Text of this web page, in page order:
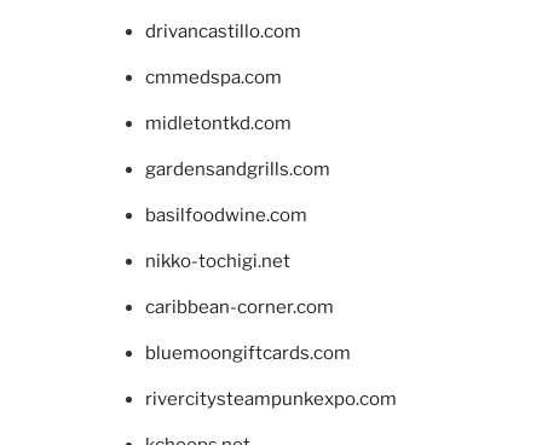
drivancastillo.com
cmmedspa.com
midletontkd.com
gardensandgrills.com
basilfoodwine.com
nikko-tochigi.net
caribbean-corner.com
bluemoongiftcards.com
rivercitysteampunkexpo.com